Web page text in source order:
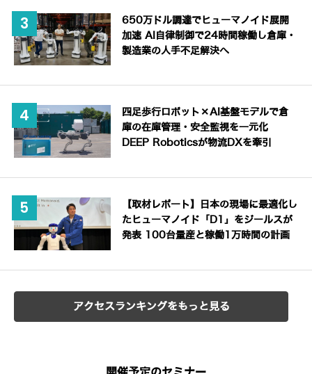
650万ドル調達でヒューマノイド展開
加速 AI自律制御で24時間稼働し倉庫・
製造業の人手不足解決へ
四足歩行ロボット×AI基盤モデルで倉
庫の在庫管理・安全監視を一元化
DEEP Roboticsが物流DXを牽引
【取材レポート】日本の現場に最適化し
たヒューマノイド「D1」をジールスが
発表 100台量産と稼働1万時間の計画
アクセスランキングをもっと見る